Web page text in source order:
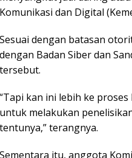
Komunikasi dan Digital
Sesuai dengan batasan
dengan Badan Siber dan
tersebut.
“Tapi kan ini lebih ke
untuk melakukan
tentunya,” terangnya.
Sementara itu, anggota